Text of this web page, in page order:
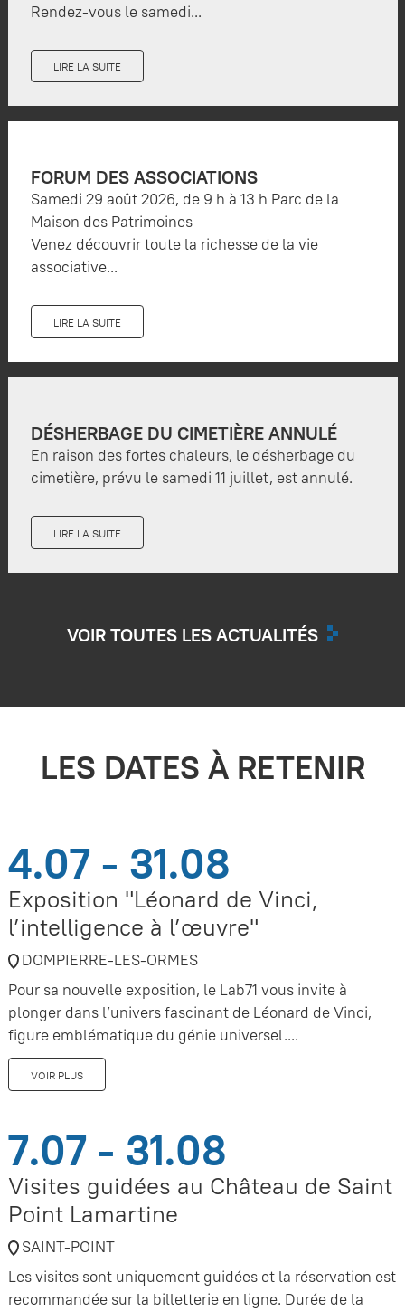
Rendez-vous le samedi...
LIRE LA SUITE
FORUM DES ASSOCIATIONS
Samedi 29 août 2026, de 9 h à 13 h Parc de la
Maison des Patrimoines
Venez découvrir toute la richesse de la vie
associative...
LIRE LA SUITE
DÉSHERBAGE DU CIMETIÈRE ANNULÉ
En raison des fortes chaleurs, le désherbage du
cimetière, prévu le samedi 11 juillet, est annulé.
LIRE LA SUITE
VOIR TOUTES LES ACTUALITÉS
LES DATES À RETENIR
4.07 - 31.08
Exposition "Léonard de Vinci,
l’intelligence à l’œuvre"
DOMPIERRE-LES-ORMES
Pour sa nouvelle exposition, le Lab71 vous invite à
plonger dans l’univers fascinant de Léonard de Vinci,
figure emblématique du génie universel....
VOIR PLUS
7.07 - 31.08
Visites guidées au Château de Saint
Point Lamartine
SAINT-POINT
Les visites sont uniquement guidées et la réservation est
recommandée sur la billetterie en ligne. Durée de la